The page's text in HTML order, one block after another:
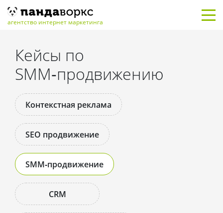
агентство интернет маркетинга
Главная / Кейсы / SMM‑продвижение
Кейсы по
SMM‑продвижению
Контекстная реклама
SEO продвижение
SMM‑продвижение
CRM